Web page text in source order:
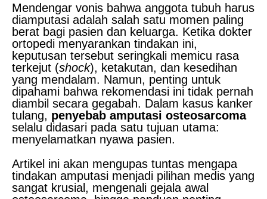
Mendengar vonis bahwa anggota tubuh harus
diamputasi adalah salah satu momen paling
berat bagi pasien dan keluarga. Ketika dokter
ortopedi menyarankan tindakan ini,
keputusan tersebut seringkali memicu rasa
terkejut (shock), ketakutan, dan kesedihan
yang mendalam. Namun, penting untuk
dipahami bahwa rekomendasi ini tidak pernah
diambil secara gegabah. Dalam kasus kanker
tulang, penyebab amputasi osteosarcoma
selalu didasari pada satu tujuan utama:
menyelamatkan nyawa pasien.
Artikel ini akan mengupas tuntas mengapa
tindakan amputasi menjadi pilihan medis yang
sangat krusial, mengenali gejala awal